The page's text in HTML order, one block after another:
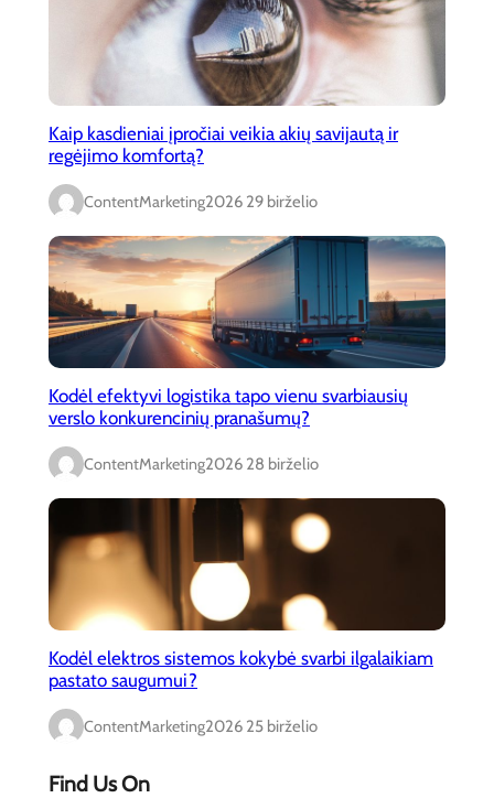
Kaip kasdieniai įpročiai veikia akių savijautą ir
regėjimo komfortą?
ContentMarketing2026 29 birželio
Kodėl efektyvi logistika tapo vienu svarbiausių
verslo konkurencinių pranašumų?
ContentMarketing2026 28 birželio
Kodėl elektros sistemos kokybė svarbi ilgalaikiam
pastato saugumui?
ContentMarketing2026 25 birželio
Find Us On